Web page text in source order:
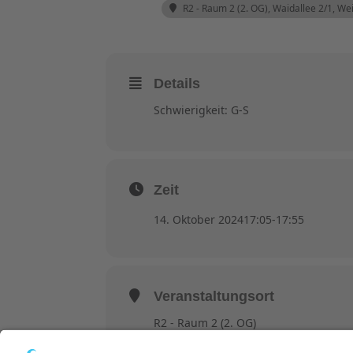
R2 - Raum 2 (2. OG), Waidallee 2/1,
Details
Schwierigkeit: G-S
Zeit
14. Oktober 202417:05-17:55
Veranstaltungsort
R2 - Raum 2 (2. OG)